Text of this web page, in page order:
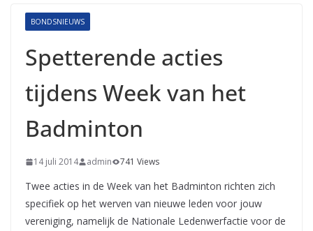
BONDSNIEUWS
Spetterende acties
tijdens Week van het
Badminton
14 juli 2014 admin 741 Views
Twee acties in de Week van het Badminton richten zich
specifiek op het werven van nieuwe leden voor jouw
vereniging, namelijk de Nationale Ledenwerfactie voor de